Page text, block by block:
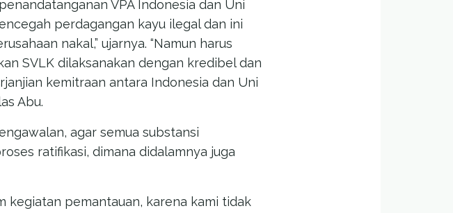
VPA Indonesia dan Uni
perdagangan kayu ilegal dan ini
nakal,” ujarnya. “Namun harus
SVLK dilaksanakan dengan kredibel dan
kemitraan antara Indonesia dan Uni
Abu.
agar semua substansi
ratifikasi, dimana didalamnya juga
kegiatan pemantauan, karena kami tidak